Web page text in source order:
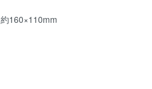
約160×110mm